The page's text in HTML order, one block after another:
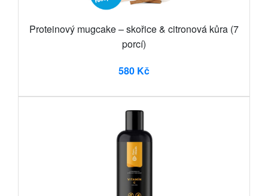
Proteinový mugcake – skořice & citronová kůra (7
porcí)
580 Kč